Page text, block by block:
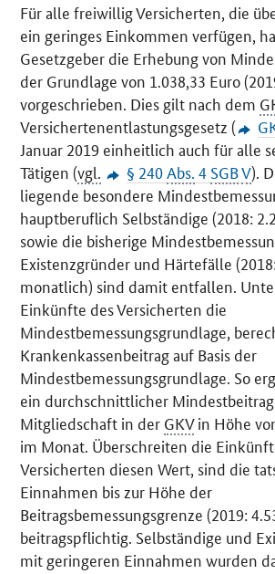
Für alle freiwillig Versicherten, die
ein geringes Einkommen verfügen,
Gesetzgeber die Erhebung von
der Grundlage von 1.038,33 Euro
vorgeschrieben. Dies gilt nach dem
Versichertenentlastungsgesetz (
Januar 2019 einheitlich auch für alle
Tätigen (vgl. § 240Abs. 4 SGBV).
liegende besondere
hauptberuflich Selbständige (2018:
sowie die bisherige
Existenzgründer und Härtefälle
monatlich) sind damit entfallen.
Einkünfte des Versicherten die
Mindestbemessungsgrundlage,
Krankenkassenbeitrag auf Basis der
Mindestbemessungsgrundlage. So
ein durchschnittlicher
Mitgliedschaft in der GKVin Höhe
im Monat. Überschreiten die
Versicherten diesen Wert, sind die
Einnahmen bis zur Höhe der
Beitragsbemessungsgrenze (2019:
beitragspflichtig. Selbständige und
mit geringeren Einnahmen wurden